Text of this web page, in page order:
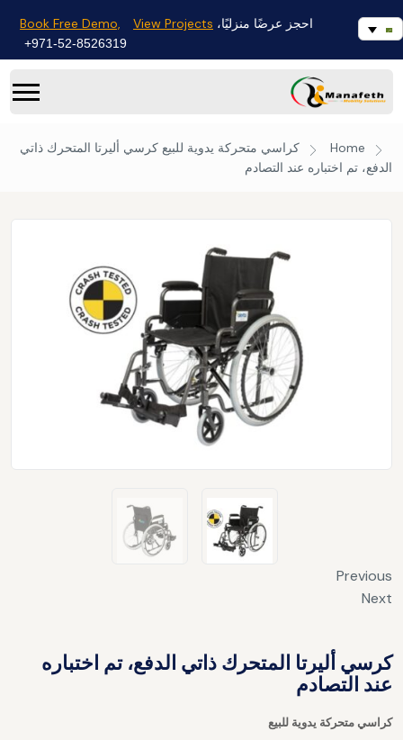
احجز عرضًا منزليًا، Book Free Demo, View Projects
971-52-8526319+
Home كراسي متحركة يدوية للبيع كرسي أليرتا المتحرك ذاتي
الدفع، تم اختباره عند التصادم
Previous
Next
كرسي أليرتا المتحرك ذاتي الدفع، تم اختباره
عند التصادم
كراسي متحركة يدوية للبيع